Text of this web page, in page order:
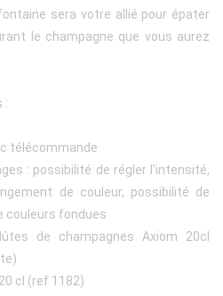
sera votre allié pour épater
le champagne que vous aurez
:
télécommande
: possibilité de régler l'intensité,
de couleur, possibilité de
couleurs fondues
de champagnes Axiom 20cl
cl (ref 1182)